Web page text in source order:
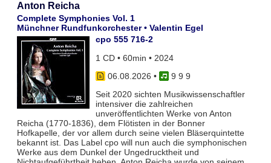
Anton Reicha
Complete Symphonies Vol. 1
Münchner Rundfunkorchester • Valentin Egel
cpo 555 716-2
1 CD • 60min • 2024
06.08.2026 •
9 9 9
Seit 2020 sichten Musikwissenschaftler
intensiver die zahlreichen
unveröffentlichten Werke von Anton
Reicha (1770-1836), dem Flötisten in der Bonner
Hofkapelle, der vor allem durch seine vielen Bläserquintette
bekannt ist. Das Label cpo will nun auch die symphonischen
Werke aus dem Dunkel der Ungedrucktheit und